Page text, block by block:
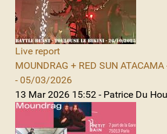
Live report
MOUNDRAG + RED SUN
- 05/03/2026
13 Mar 2026 15:52 - Patrice Du